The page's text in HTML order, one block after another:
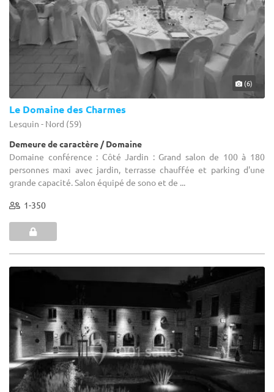
(6)
Le Domaine des Charmes
Lesquin - Nord (59)
Demeure de caractère / Domaine
Domaine conférence : Côté Jardin : Grand salon de 100 à 180
personnes maxi avec jardin, terrasse chauffée et parking d'une
grande capacité. Salon équipé de sono et de ...
1-350